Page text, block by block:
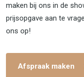
maken bij ons in de
prijsopgave aan te
ons op!
Afspraak maken